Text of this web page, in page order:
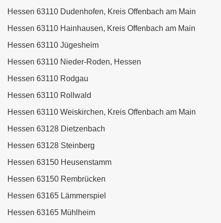
Hessen 63110 Dudenhofen, Kreis Offenbach am Main
Hessen 63110 Hainhausen, Kreis Offenbach am Main
Hessen 63110 Jügesheim
Hessen 63110 Nieder-Roden, Hessen
Hessen 63110 Rodgau
Hessen 63110 Rollwald
Hessen 63110 Weiskirchen, Kreis Offenbach am Main
Hessen 63128 Dietzenbach
Hessen 63128 Steinberg
Hessen 63150 Heusenstamm
Hessen 63150 Rembrücken
Hessen 63165 Lämmerspiel
Hessen 63165 Mühlheim